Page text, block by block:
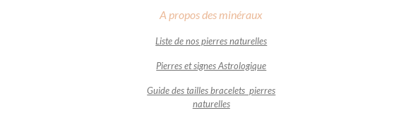
A propos des minéraux
Liste de nos pierres naturelles
Pierres et signes Astrologique
Guide des tailles bracelets pierres
naturelles